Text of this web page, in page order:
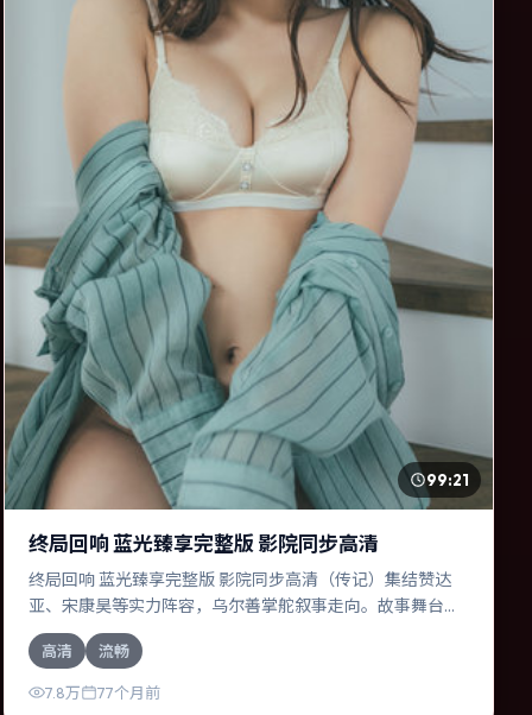
99:21
终局回响 蓝光臻享完整版 影院同步高清
终局回响 蓝光臻享完整版 影院同步高清（传记）集结赞达
亚、宋康昊等实力阵容，乌尔善掌舵叙事走向。故事舞台设
定于泰国，围绕一次意外选择展开连锁反应；配乐与色彩高
度服务于主题，结尾留白耐人寻味。
高清 流畅
7.8万 77个月前